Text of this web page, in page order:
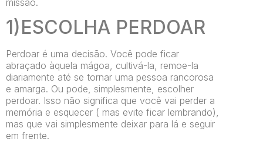
1)ESCOLHA PERDOAR
Perdoar é uma decisão. Você pode ficar
abraçado àquela mágoa, cultivá-la, remoe-la
diariamente até se tornar uma pessoa rancorosa
e amarga. Ou pode, simplesmente, escolher
perdoar. Isso não significa que você vai perder a
memória e esquecer ( mas evite ficar lembrando),
mas que vai simplesmente deixar para lá e seguir
em frente.